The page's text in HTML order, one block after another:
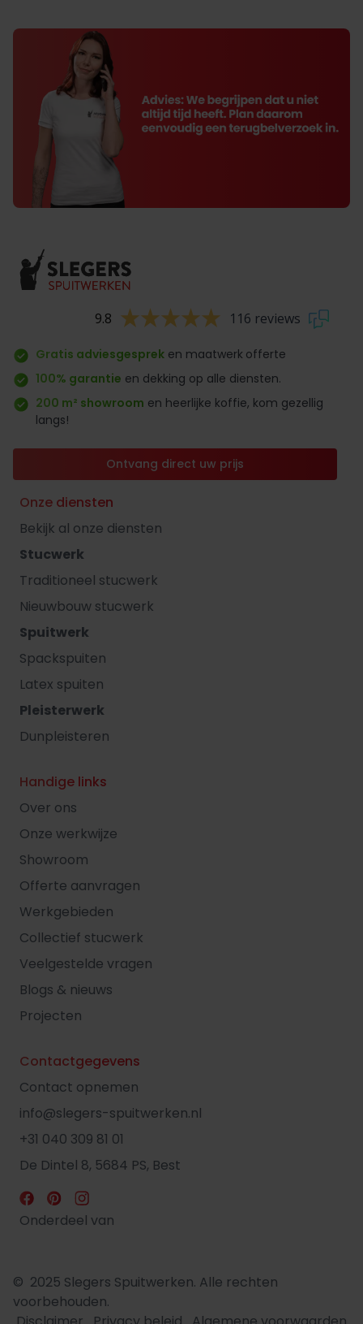
9.8 116 reviews
Gratis adviesgesprek en maatwerk offerte
100% garantie en dekking op alle diensten.
200 m² showroom en heerlijke koffie, kom gezellig
langs!
Ontvang direct uw prijs
Onze diensten
Bekijk al onze diensten
Stucwerk
Traditioneel stucwerk
Nieuwbouw stucwerk
Spuitwerk
Spackspuiten
Latex spuiten
Pleisterwerk
Dunpleisteren
Handige links
Over ons
Onze werkwijze
Showroom
Offerte aanvragen
Werkgebieden
Collectief stucwerk
Veelgestelde vragen
Blogs & nieuws
Projecten
Contactgegevens
Contact opnemen
info@slegers-spuitwerken.nl
+31 040 309 81 01
De Dintel 8, 5684 PS, Best
Onderdeel van
© 2025 Slegers Spuitwerken. Alle rechten
voorbehouden.